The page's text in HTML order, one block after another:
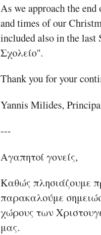
As we approach the end
and times of our
included also in the last
Σχολείο".
Thank you for your
Yannis Milides,
---
Αγαπητοί γονείς,
Καθώς πλησιάζουμε
παρακαλούμε
χώρους των
μας.